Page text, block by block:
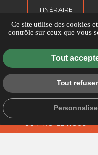
mail
CONTACTEZ-NOUS
ITINÉRAIRE
Guide local
Informations
Mentions légales
Politique de
Flux RSS
Gestion des cookies
Ce site utilise des cookies
contrôle sur ceux que vous
Tout
Tout refuser